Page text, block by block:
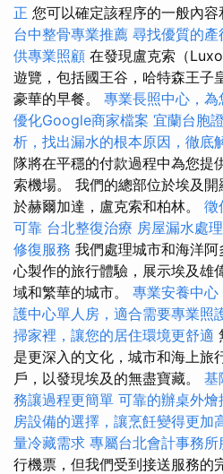
正 您可以確定該程序的一般內容
台中整骨專業推薦 尋找優質的
供專業照顧 在發現盧克索（
遊覽，包括國王谷，哈特森王子
豪華的早餐。 專業長照中心，
優化Google商家檔案 宜蘭台胞
析，找出漏水的根本原因，徹底
隊將在平穩的付款過程中為您提
索機場。 我們的總部位於埃及
於赫爾加達，盧克索和柏林。 徵
可靠 台北整復治療 房屋漏水處
修復服務 我們處理城市和海洋
心製作的旅行體驗，展示埃及雄
域和繁華的城市。 專業安養中
護中心單人房，適合需要專業照
掃家裡，讓您的居住環境更舒適
是更深入的文化，城市和海上旅
戶，以發現埃及的無盡寶藏。 基
務讓過程更簡單 可靠的辦桌外
房設備的選擇，讓烹飪變得更加
量冷藏需求 專屬台北會計事務所
行機票，但我們受到接送服務的